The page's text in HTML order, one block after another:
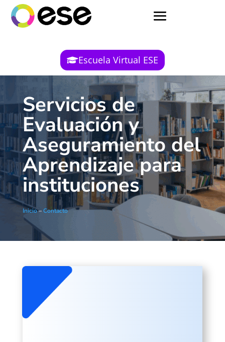
Escuela Virtual ESE
Servicios de
Evaluación y
Aseguramiento del
Aprendizaje para
instituciones
Inicio–Contacto